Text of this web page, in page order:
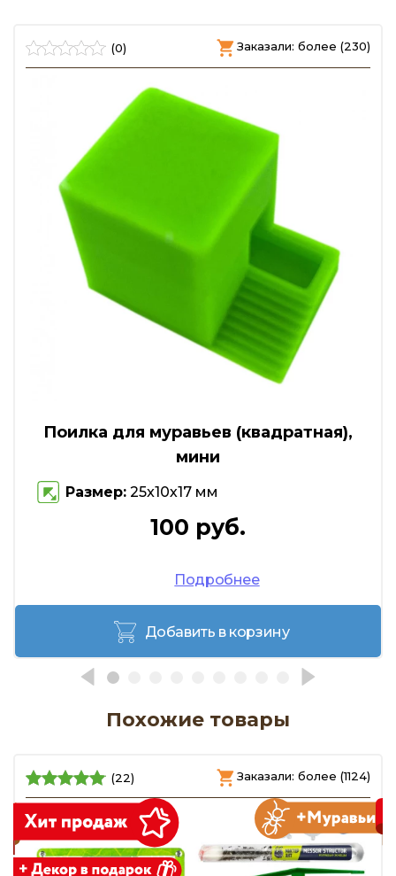
(0) Заказали: более (230)
Поилка для муравьев (квадратная),
мини
Размер: 25x10х17 мм
100 руб.
Подробнее
Добавить в корзину
Похожие товары
(22) Заказали: более (1124)